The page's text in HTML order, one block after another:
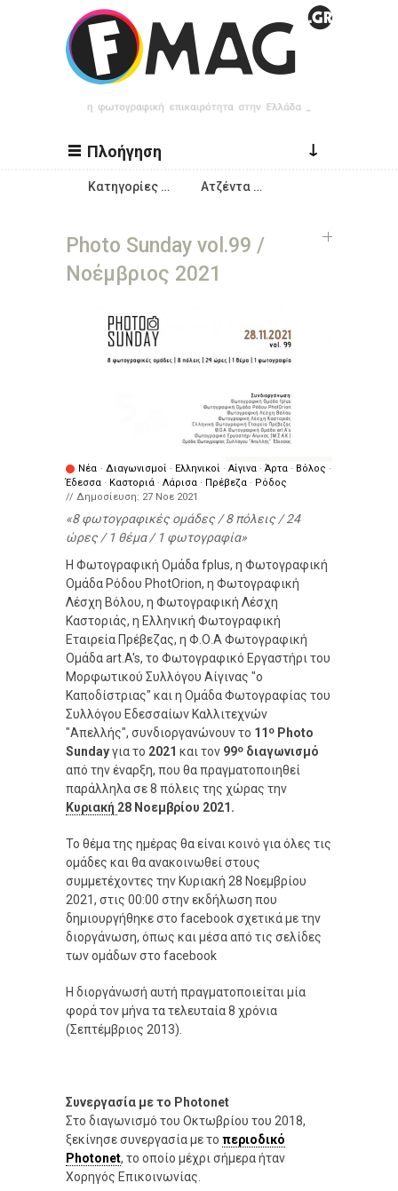
Παράκαμψη προς το κυρίως περιεχόμενο
Πλοήγηση ↓
Κατηγορίες … Ατζέντα …
Photo Sunday vol.99 /
Νοέμβριος 2021
Νέα · Διαγωνισμοί · Ελληνικοί · Αίγινα · Άρτα · Βόλος ·
Έδεσσα · Καστοριά · Λάρισα · Πρέβεζα · Ρόδος
// Δημοσίευση: 27 Νοε 2021
8 φωτογραφικές ομάδες / 8 πόλεις / 24
ώρες / 1 θέμα / 1 φωτογραφία
Η Φωτογραφική Ομάδα fplus, η Φωτογραφική
Ομάδα Ρόδου PhotOrion, η Φωτογραφική
Λέσχη Βόλου, η Φωτογραφική Λέσχη
Καστοριάς, η Ελληνική Φωτογραφική
Εταιρεία Πρέβεζας, η Φ.Ο.Α Φωτογραφική
Ομάδα art.A's, το Φωτογραφικό Εργαστήρι του
Μορφωτικού Συλλόγου Αίγινας "ο
Καποδίστριας" και η Ομάδα Φωτογραφίας του
Συλλόγου Εδεσσαίων Καλλιτεχνών
"Απελλής", συνδιοργανώνουν το 11 ο Photo
Sundayγια το 2021 και τον 99ο διαγωνισμό
από την έναρξη, που θα πραγματοποιηθεί
παράλληλα σε 8 πόλεις της χώρας την
Κυριακή 28 Νοεμβρίου 2021.
Το θέμα της ημέρας θα είναι κοινό για όλες τις
ομάδες και θα ανακοινωθεί στους
συμμετέχοντες την Κυριακή 28 Νοεμβρίου
2021, στις 00:00 στην εκδήλωση που
δημιουργήθηκε στο facebook σχετικά με την
διοργάνωση, όπως και μέσα από τις σελίδες
των ομάδων στο facebook
Η διοργάνωσή αυτή πραγματοποιείται μία
φορά τον μήνα τα τελευταία 8 χρόνια
(Σεπτέμβριος 2013).
Συνεργασία με το Photonet
Στο διαγωνισμό του Οκτωβρίου του 2018,
ξεκίνησε συνεργασία με το περιοδικό
Photonet, το οποίο μέχρι σήμερα ήταν
Χορηγός Επικοινωνίας.